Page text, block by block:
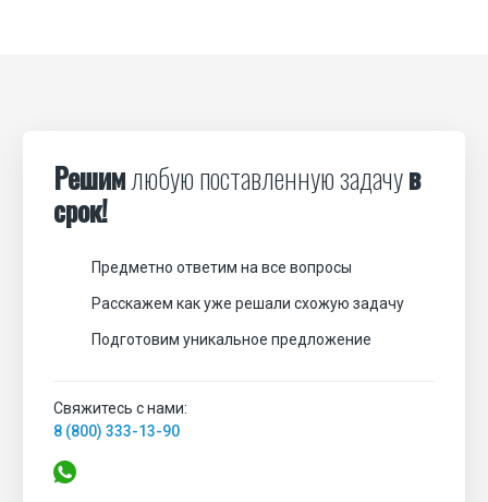
Решимлюбую поставленную задачув
срок!
Предметно ответим на все вопросы
Расскажем как уже решали схожую задачу
Подготовим уникальное предложение
Свяжитесь с нами:
8 (800) 333-13-90